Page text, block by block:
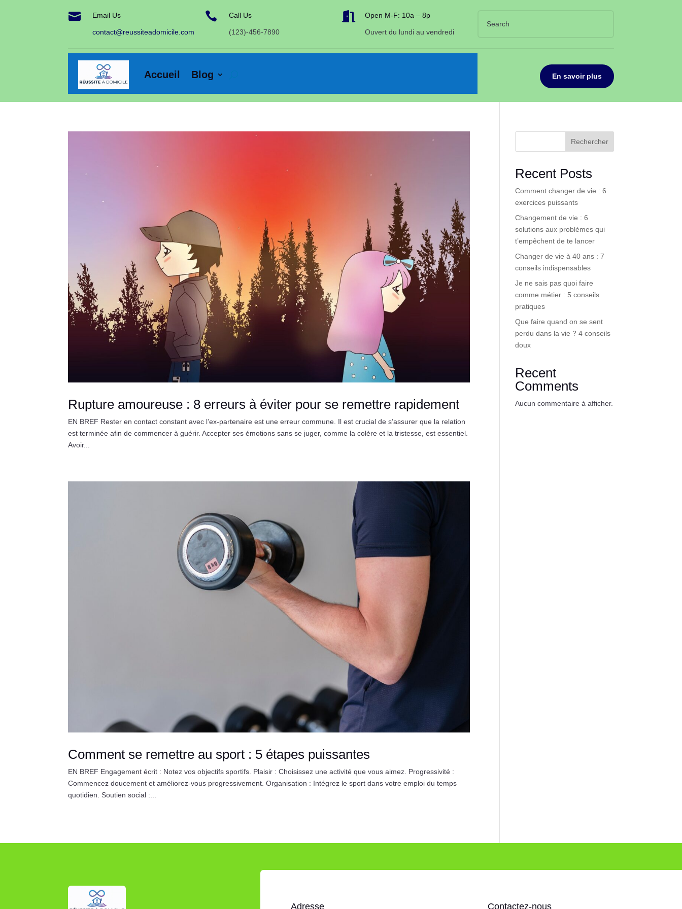
 Email Us
contact@reussiteadomicile.com
 Call Us
(123)-456-7890
 Open M-F: 10a – 8p
Ouvert du lundi au vendredi
Accueil Blog En savoir plus
Rupture amoureuse : 8 erreurs à éviter pour se remettre rapidement
EN BREF Rester en contact constant avec l’ex-partenaire est une erreur commune. Il est crucial de s’assurer que la relation
est terminée afin de commencer à guérir. Accepter ses émotions sans se juger, comme la colère et la tristesse, est essentiel.
Avoir...
Comment se remettre au sport : 5 étapes puissantes
EN BREF Engagement écrit : Notez vos objectifs sportifs. Plaisir : Choisissez une activité que vous aimez. Progressivité :
Commencez doucement et améliorez-vous progressivement. Organisation : Intégrez le sport dans votre emploi du temps
quotidien. Soutien social :...
Rechercher
Recent Posts
Comment changer de vie : 6
exercices puissants
Changement de vie : 6
solutions aux problèmes qui
t’empêchent de te lancer
Changer de vie à 40 ans : 7
conseils indispensables
Je ne sais pas quoi faire
comme métier : 5 conseils
pratiques
Que faire quand on se sent
perdu dans la vie ? 4 conseils
doux
Recent
Comments
Aucun commentaire à afficher.
Adresse Contactez-nous